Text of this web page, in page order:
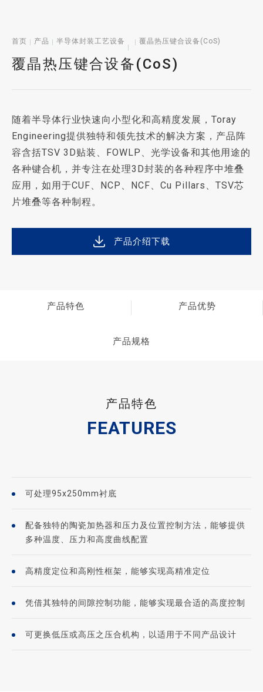
首页 产品 半导体封装工艺设备 覆晶热压键合设备(CoS)
覆晶热压键合设备(CoS)
随着半导体行业快速向小型化和高精度发展，Toray
Engineering提供独特和领先技术的解决方案，产品阵
容含括TSV 3D贴装、FOWLP、光学设备和其他用途的
各种键合机，并专注在处理3D封装的各种程序中堆叠
应用，如用于CUF、NCP、NCF、Cu Pillars、TSV芯
片堆叠等各种制程。
产品介绍下载
产品特色 产品优势
产品规格
产品特色
FEATURES
可处理95x250mm衬底
配备独特的陶瓷加热器和压力及位置控制方法，能够提供
多种温度、压力和高度曲线配置
高精度定位和高刚性框架，能够实现高精准定位
凭借其独特的间隙控制功能，能够实现最合适的高度控制
可更换低压或高压之压合机构，以适用于不同产品设计